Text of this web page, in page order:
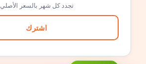
تجدد كل شهر بالسعر الأصلي
اشترك